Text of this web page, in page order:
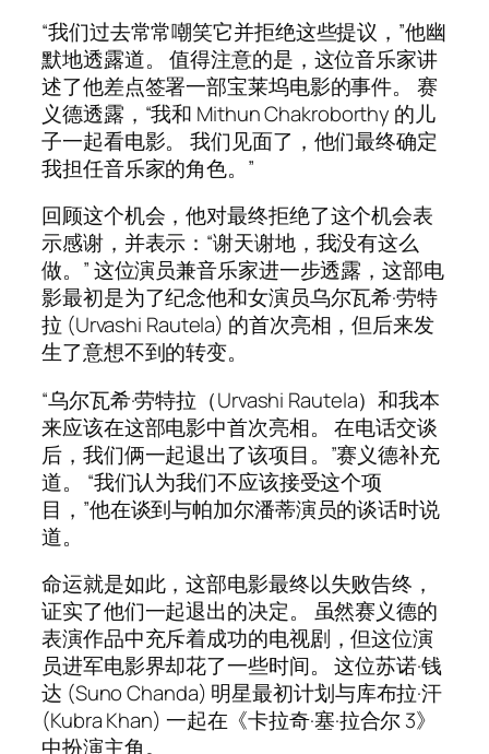
“我们过去常常嘲笑它并拒绝这些提议，”他幽
默地透露道。 值得注意的是，这位音乐家讲
述了他差点签署一部宝莱坞电影的事件。 赛
义德透露，“我和 Mithun Chakroborthy 的儿
子一起看电影。 我们见面了，他们最终确定
我担任音乐家的角色。”
回顾这个机会，他对最终拒绝了这个机会表
示感谢，并表示：“谢天谢地，我没有这么
做。” 这位演员兼音乐家进一步透露，这部电
影最初是为了纪念他和女演员乌尔瓦希·劳特
拉 (Urvashi Rautela) 的首次亮相，但后来发
生了意想不到的转变。
“乌尔瓦希·劳特拉（Urvashi Rautela）和我本
来应该在这部电影中首次亮相。 在电话交谈
后，我们俩一起退出了该项目。”赛义德补充
道。 “我们认为我们不应该接受这个项
目，”他在谈到与帕加尔潘蒂演员的谈话时说
道。
命运就是如此，这部电影最终以失败告终，
证实了他们一起退出的决定。 虽然赛义德的
表演作品中充斥着成功的电视剧，但这位演
员进军电影界却花了一些时间。 这位苏诺·钱
达 (Suno Chanda) 明星最初计划与库布拉·汗
(Kubra Khan) 一起在《卡拉奇·塞·拉合尔 3》
中扮演主角。